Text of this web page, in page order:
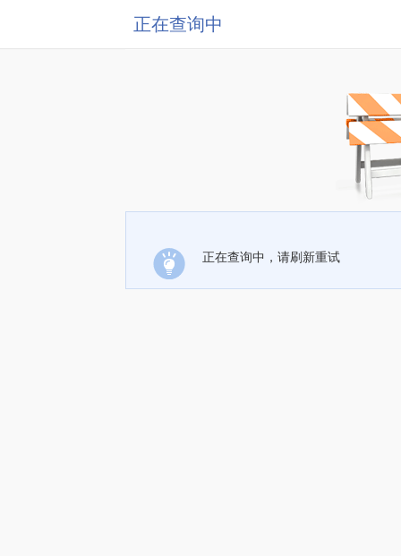
正在查询中
正在查询中，请刷新重试